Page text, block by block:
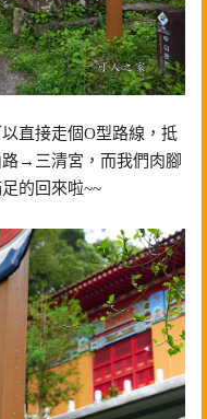
直接走個O型路線，抵
→三清宮，而我們肉腳
的回來啦~~